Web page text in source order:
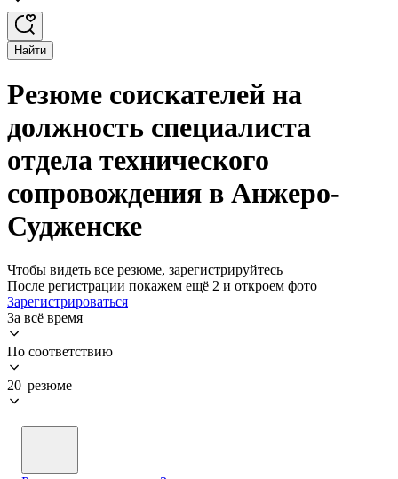
Найти
Резюме соискателей на
должность специалиста
отдела технического
сопровождения в Анжеро-
Судженске
Чтобы видеть все резюме, зарегистрируйтесь
После регистрации покажем ещё 2 и откроем фото
Зарегистрироваться
За всё время
По соответствию
20 резюме